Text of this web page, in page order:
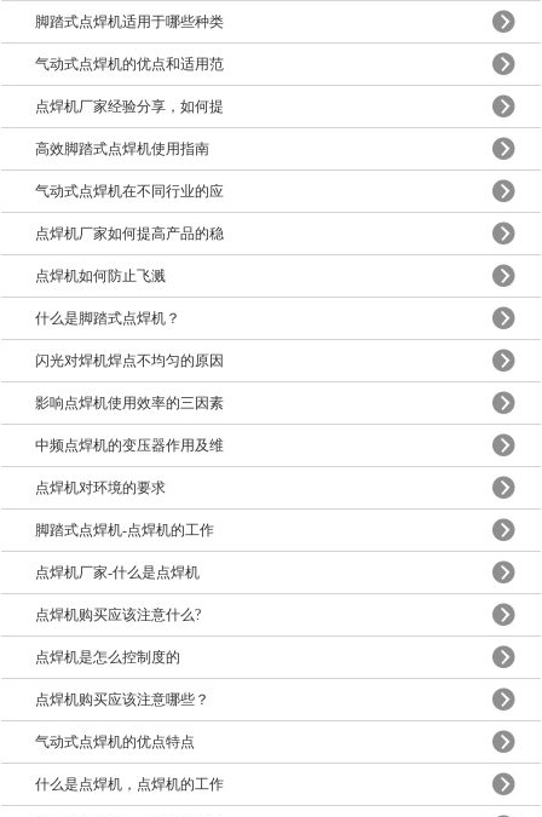
脚踏式点焊机适用于哪些种类
气动式点焊机的优点和适用范
点焊机厂家经验分享，如何提
高效脚踏式点焊机使用指南
气动式点焊机在不同行业的应
点焊机厂家如何提高产品的稳
点焊机如何防止飞溅
什么是脚踏式点焊机？
闪光对焊机焊点不均匀的原因
影响点焊机使用效率的三因素
中频点焊机的变压器作用及维
点焊机对环境的要求
脚踏式点焊机-点焊机的工作
点焊机厂家-什么是点焊机
点焊机购买应该注意什么?
点焊机是怎么控制度的
点焊机购买应该注意哪些？
气动式点焊机的优点特点
什么是点焊机，点焊机的工作